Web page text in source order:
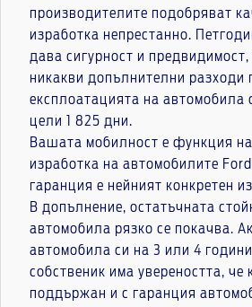
производителите подобряват
изработка непрестанно.
дава сигурност и
никакви допълнителни разходи
експлоатацията на автомобила
цели 1 825 дни.
Вашата мобилност е функция на
изработка на автомобилите
гаранция е нейният конкретен
В допълнение, остатъчната
автомобила рязко се покачва.
автомобила си на 3 или 4
собственик има увереността, че
поддържан и с гаранция